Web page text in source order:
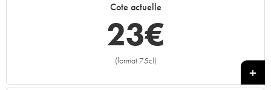
1996
1989
Cote actuelle
23€
(format 75cl)
+